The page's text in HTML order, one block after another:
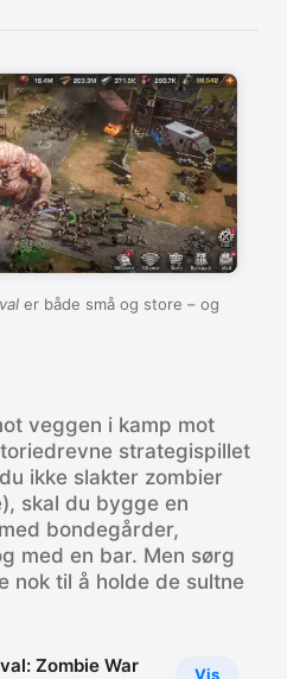
er både små og store – og
veggen i kamp mot
strategispillet
ikke slakter zombier
skal du bygge en
bondegårder,
med en bar. Men sørg
nok til å holde de sultne
Vis
Zombie War